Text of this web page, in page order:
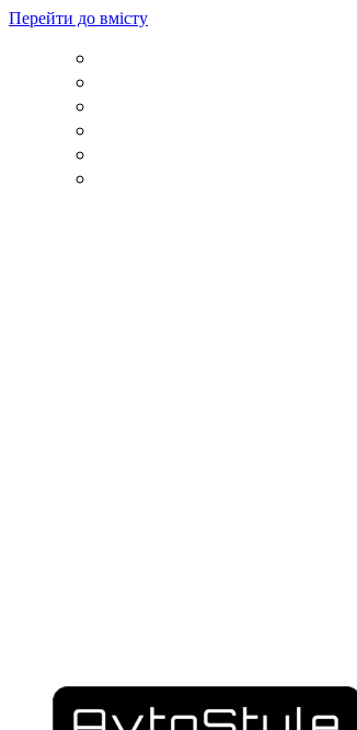
Перейти до вмісту